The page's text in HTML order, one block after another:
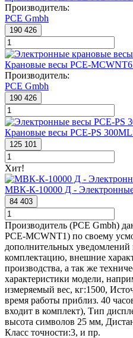
Производитель:
PCE Gmbh
190 426
Крановые весы PCE-
Производитель:
PCE Gmbh
190 426
Крановые весы PCE-PS
125 101
Хит!
МВК-К-10000 Д -
84 403
Производитель (PCE Gmbh)
PCE-MCWNT1) по своему
дополнительных уведомлений
комплектацию, внешние
производства, а так же
характеристики модели,
измеряемый вес, кг:1500,
время работы приблиз. 40
входит в комплект), Тип
высота символов 25 мм,
Класс точности:3, и пр.